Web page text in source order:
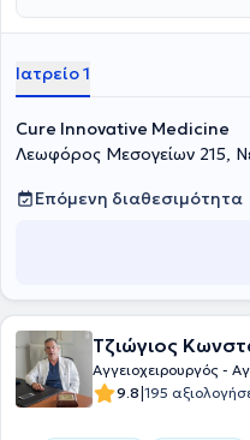
Ιατρείο 1
Cure Innovative Medicine
Λεωφόρος Μεσογείων 215,
Επόμενη διαθεσιμότητα
Τζιώγιος
Αγγειοχειρουργός -
9.8|195